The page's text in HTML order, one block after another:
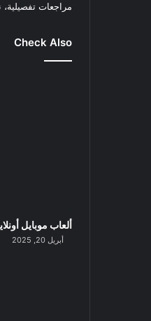
مراجعات
Check Also
ألعاب موبايل
أبريل 20, 2025